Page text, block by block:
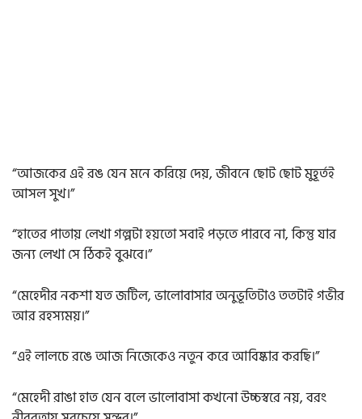
“আজকের এই রঙ যেন মনে করিয়ে দেয়, জীবনে ছোট ছোট মুহূর্তই
আসল সুখ।”
“হাতের পাতায় লেখা গল্পটা হয়তো সবাই পড়তে পারবে না, কিন্তু যার
জন্য লেখা সে ঠিকই বুঝবে।”
“মেহেদীর নকশা যত জটিল, ভালোবাসার অনুভূতিটাও ততটাই গভীর
আর রহস্যময়।”
“এই লালচে রঙে আজ নিজেকেও নতুন করে আবিষ্কার করছি।”
“মেহেদী রাঙা হাত যেন বলে ভালোবাসা কখনো উচ্চস্বরে নয়, বরং